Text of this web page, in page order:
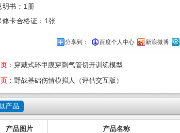
明书：1册
修卡合格证：1张
分享到： 百度个人中心 新浪微博
： 穿戴式环甲膜穿刺气管切开训练模型
： 野战基础伤情模拟人（评估交互版）
产品
产品图片 产品名称